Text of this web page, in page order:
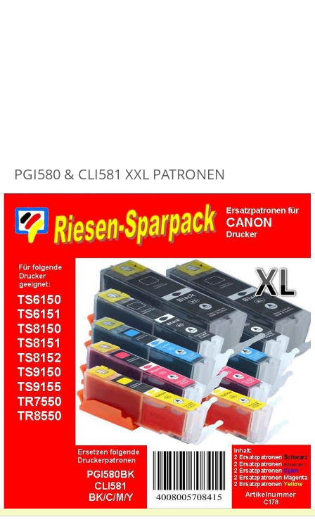
PGI580 & CLI581 XXL PATRONEN